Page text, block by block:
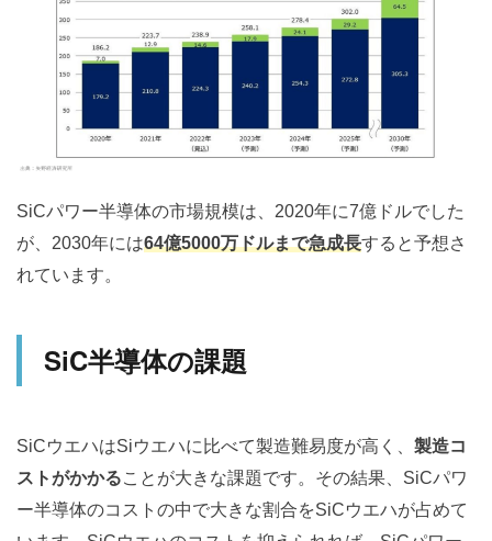
SiCパワー半導体の市場規模は、2020年に7億ドルでした
が、2030年には64億5000万ドルまで急成長すると予想さ
れています。
SiC半導体の課題
SiCウエハはSiウエハに比べて製造難易度が高く、 製造コ
ストがかかることが大きな課題です。その結果、SiCパワ
ー半導体のコストの中で大きな割合をSiCウエハが占めて